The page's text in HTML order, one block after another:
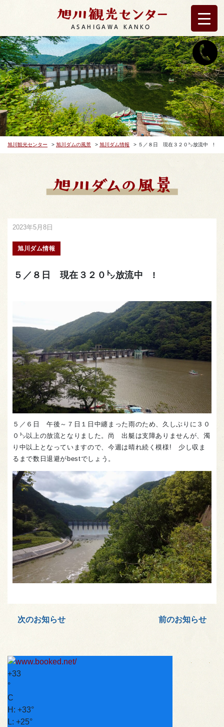
ASAHIGAWA KANKO
旭川観光センター > 旭川ダムの風景 > 旭川ダム情報 > ５／８日 現在３２０㌧放流中 !
2023年5月8日
旭川ダム情報
５／８日 現在３２０㌧放流中 !
５／６日 午後～７日１日中纏まった雨のため、久しぶりに３０
０㌧以上の放流となりました。尚 出艇は支障ありませんが、濁
り中以上となっていますので、今週は晴れ続く模様! 少し収ま
るまで数日退避がbestでしょう。
次のお知らせ 前のお知らせ
+33
°
C
H: +33°
L: +25°